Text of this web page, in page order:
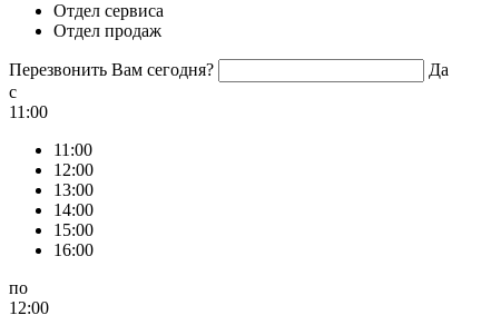
Отдел сервиса
Отдел продаж
Перезвонить Вам сегодня?
Да
c
11:00
11:00
12:00
13:00
14:00
15:00
16:00
по
12:00